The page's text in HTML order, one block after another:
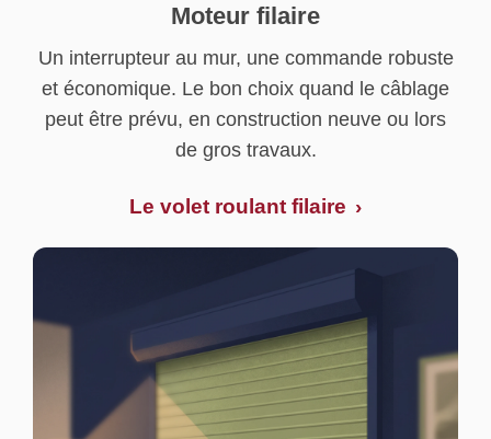
Moteur filaire
Un interrupteur au mur, une commande robuste
et économique. Le bon choix quand le câblage
peut être prévu, en construction neuve ou lors
de gros travaux.
Le volet roulant filaire